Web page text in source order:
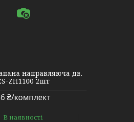
направляюча дв.
ZH1100 2шт
₴/комплект
В наявності